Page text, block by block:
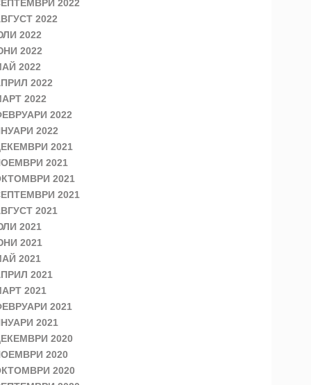
2022
2022
2022
2022
2022
2022
2022
2022
2022
2021
2021
2021
2021
2021
2021
2021
2021
2021
2021
2021
2021
2020
2020
2020